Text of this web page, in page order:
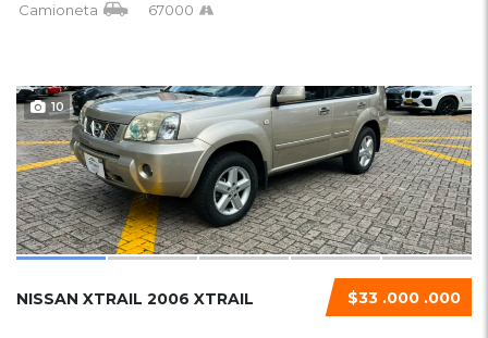
Camioneta 67000
10
$33 .000 .000
NISSAN XTRAIL 2006 XTRAIL